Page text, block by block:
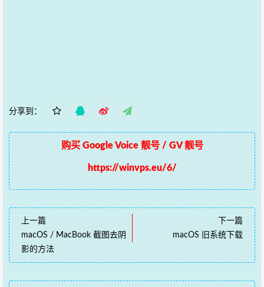
分享到：
购买 Google Voice 靓号 / GV 靓号
https://winvps.eu/6/
上一篇
macOS / MacBook 截图去阴
影的方法
下一篇
macOS 旧系统下载